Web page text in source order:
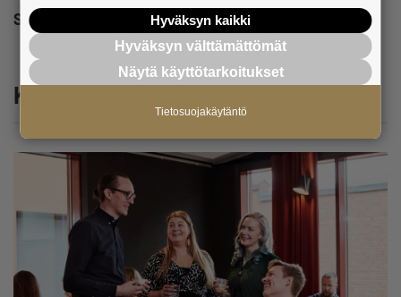
Share
Katso myös
Hyväksyn kaikki
Hyväksyn välttämättömät
Näytä käyttötarkoitukset
Tietosuojakäytäntö